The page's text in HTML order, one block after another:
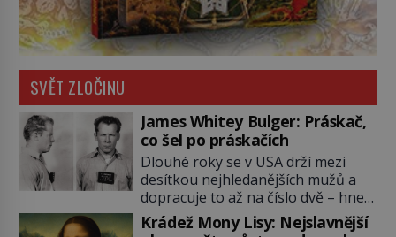
SVĚT ZLOČINU
James Whitey Bulger: Práskač,
co šel po práskačích
Dlouhé roky se v USA drží mezi
desítkou nejhledanějších mužů a
dopracuje to až na číslo dvě – hned
po Usámovi bin Ládinovi (1957–
2011). To je James „Whitey“ Bulger
Krádež Mony Lisy: Nejslavnější